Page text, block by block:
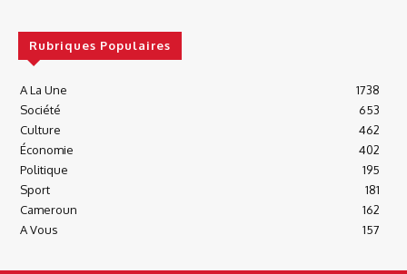
Rubriques Populaires
A La Une
1738
Société
653
Culture
462
Économie
402
Politique
195
Sport
181
Cameroun
162
A Vous
157